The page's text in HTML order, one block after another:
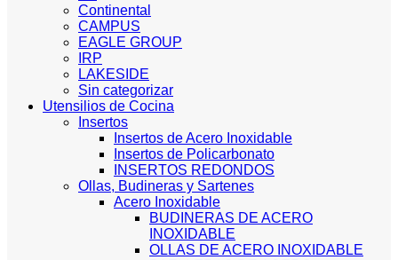
Continental
CAMPUS
EAGLE GROUP
IRP
LAKESIDE
Sin categorizar
Utensilios de Cocina
Insertos
Insertos de Acero Inoxidable
Insertos de Policarbonato
INSERTOS REDONDOS
Ollas, Budineras y Sartenes
Acero Inoxidable
BUDINERAS DE ACERO
INOXIDABLE
OLLAS DE ACERO INOXIDABLE